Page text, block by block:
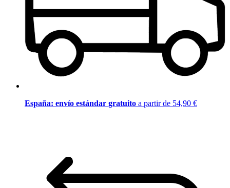
España: envío estándar gratuito a partir de 54,90 €